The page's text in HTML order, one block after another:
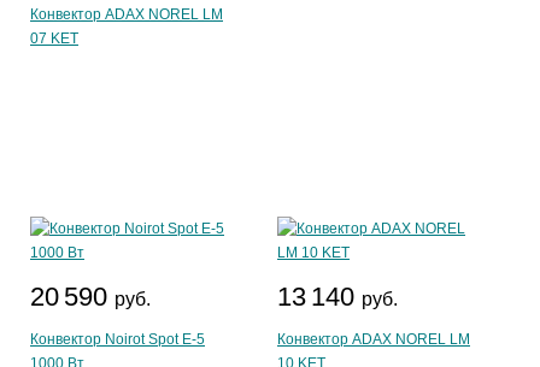
Конвектор ADAX NOREL LM
07 KET
20 590 руб.
Конвектор Noirot Spot E-5
1000 Вт
13 140 руб.
Конвектор ADAX NOREL LM
10 KET